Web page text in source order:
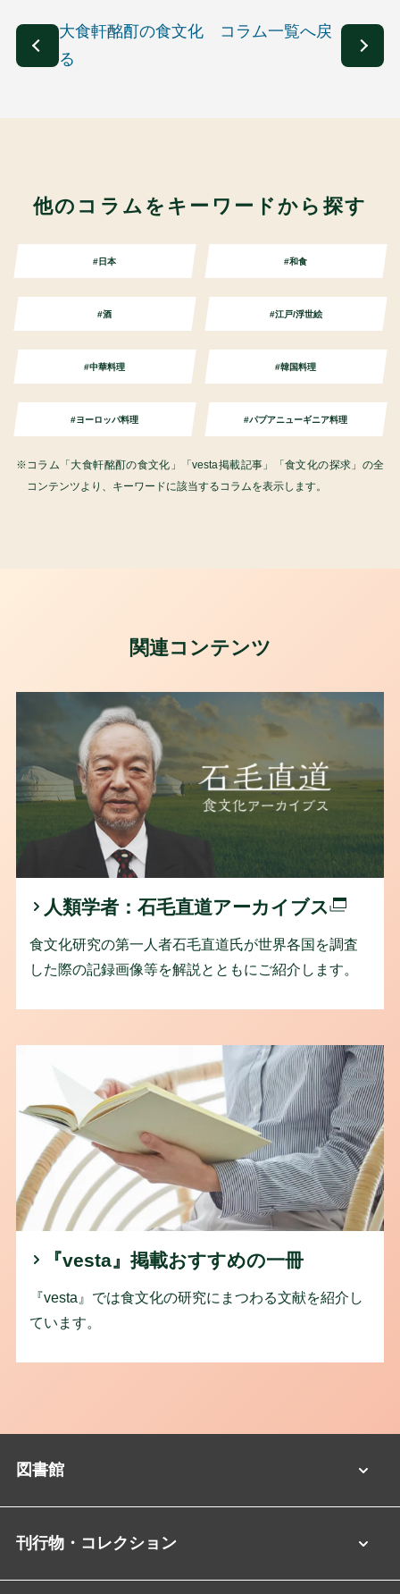
大食軒酩酊の食文化 コラム一覧へ戻
る
他のコラムをキーワードから探す
#日本 #和食
#酒 #江戸/浮世絵
#中華料理 #韓国料理
#ヨーロッパ料理 #パプアニューギニア料理
コラム「大食軒酩酊の食文化」「vesta掲載記事」「食文化の探求」の全
コンテンツより、キーワードに該当するコラムを表示します。
関連コンテンツ
人類学者：石毛直道アーカイブス
食文化研究の第一人者石毛直道氏が世界各国を調査
した際の記録画像等を解説とともにご紹介します。
『vesta』掲載おすすめの一冊
『vesta』では食文化の研究にまつわる文献を紹介し
ています。
図書館
刊行物・コレクション